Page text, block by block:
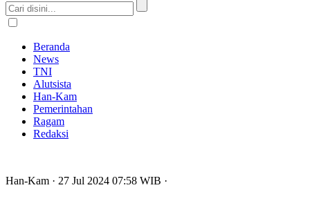
Beranda
News
TNI
Alutsista
Han-Kam
Pemerintahan
Ragam
Redaksi
Han-Kam · 27 Jul 2024 07:58 WIB ·